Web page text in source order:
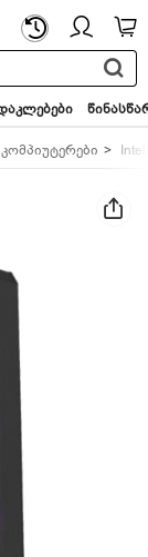
კომპიუტერები Intel